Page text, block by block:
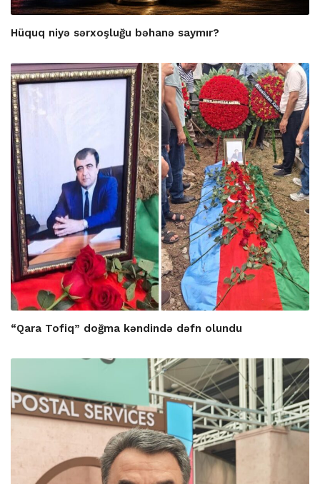
Hüquq niyə sərxoşluğu bəhanə saymır?
“Qara Tofiq” doğma kəndində dəfn olundu